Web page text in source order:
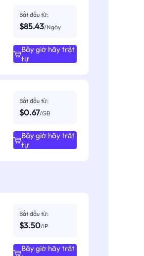
Bắt đầu từ:
$85.43/Ngày
Bây giờ hãy trật
tự
Bắt đầu từ:
$0.67/GB
Bây giờ hãy trật
tự
Bắt đầu từ:
$3.50/IP
Bây giờ hãy trật